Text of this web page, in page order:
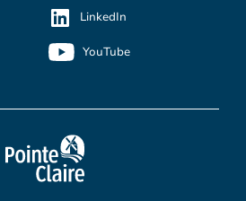
LinkedIn
YouTube